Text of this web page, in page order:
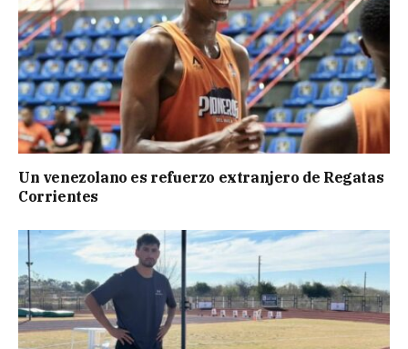
Un venezolano es refuerzo extranjero de Regatas
Corrientes